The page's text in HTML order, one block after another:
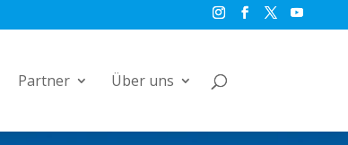
Partner Über uns